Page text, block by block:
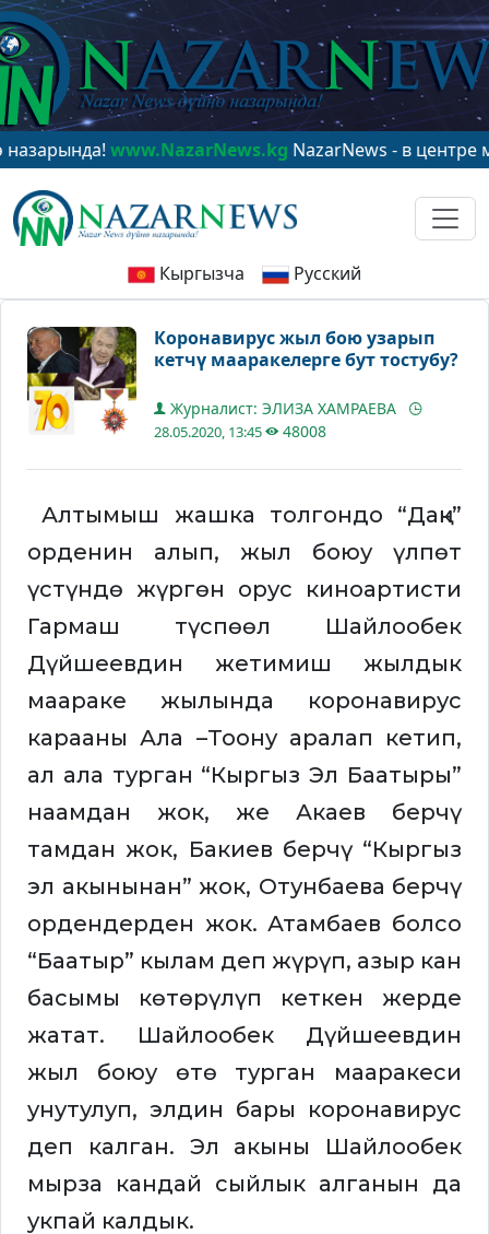
www.NazarNews.kgNazarNews - в центре
Кыргызча Русский
Коронавирус жыл бою узарып
кетчү мааракелерге бут тостубу?
Журналист: ЭЛИЗА ХАМРАЕВА
28.05.2020, 13:45 48008
Алтымыш жашка толгондо “Даңк”
орденин алып, жыл боюу үлпөт
үстүндө жүргөн орус киноартисти
Гармаш түспөөл Шайлообек
Дүйшеевдин жетимиш жылдык
маараке жылында коронавирус
карааны Ала –Тоону аралап кетип,
ал ала турган “Кыргыз Эл Баатыры”
наамдан жок, же Акаев берчү
тамдан жок, Бакиев берчү “Кыргыз
эл акынынан” жок, Отунбаева берчү
ордендерден жок. Атамбаев болсо
“Баатыр” кылам деп жүрүп, азыр кан
басымы көтөрүлүп кеткен жерде
жатат. Шайлообек Дүйшеевдин
жыл боюу өтө турган мааракеси
унутулуп, элдин бары коронавирус
деп калган. Эл акыны Шайлообек
мырза кандай сыйлык алганын да
укпай калдык.